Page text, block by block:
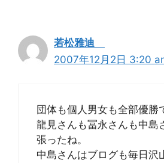
若松雅迪
2007年12月2日 3:20
団体も個人男女も全部優勝
龍見さんも冨永さんも中島
張ったね。
中島さんはブログも毎日沢